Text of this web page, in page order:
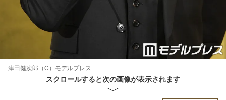
津田健次郎（C）モデルプレス
スクロールすると次の画像が表示されます